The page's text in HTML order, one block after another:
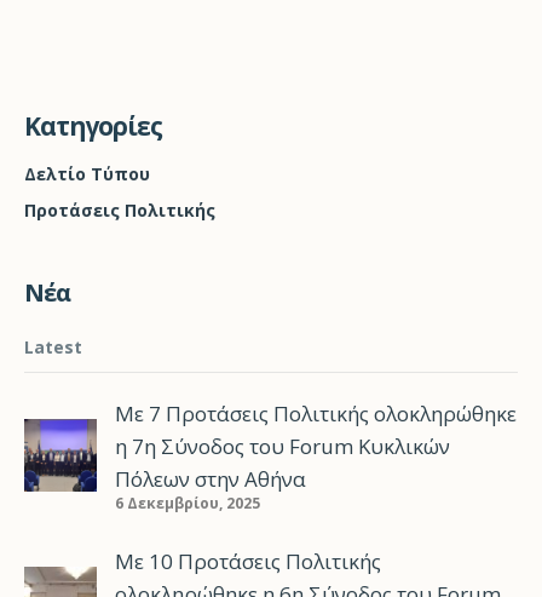
Kατηγορίες
Δελτίο Τύπου
Προτάσεις Πολιτικής
Νέα
Latest
Με 7 Προτάσεις Πολιτικής ολοκληρώθηκε
η 7η Σύνοδος του Forum Κυκλικών
Πόλεων στην Αθήνα
6 Δεκεμβρίου, 2025
Με 10 Προτάσεις Πολιτικής